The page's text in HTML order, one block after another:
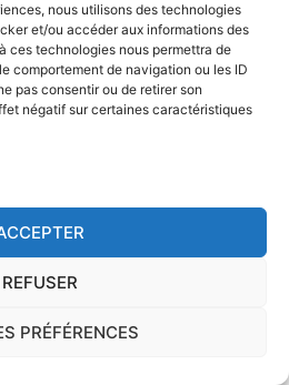
nous utilisons des technologies
et/ou accéder aux informations des
ces technologies nous permettra de
comportement de navigation ou les ID
pas consentir ou de retirer son
négatif sur certaines caractéristiques
REFUSER
PRÉFÉRENCES
issu de la désintégration du
éléments présents dans le sol
taux importants de radon
C'est pourquoi l'ISRN
et de Sûreté Nucléaire), à la
le long terme, le radon est un